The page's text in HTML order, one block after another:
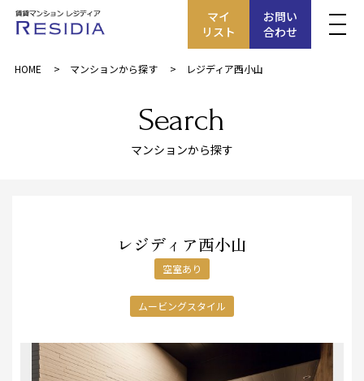
マイ
リスト
お問い
合わせ
HOME マンションから探す レジディア西小山
Search
マンションから探す
レジディア西小山
空室あり
ムービングスタイル